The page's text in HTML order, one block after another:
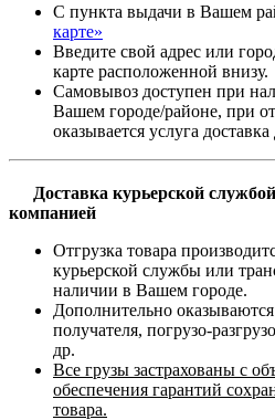
С пункта выдачи в Вашем
карте»
Введите свой адрес или
карте расположенной внизу.
Самовывоз доступен при
Вашем городе/районе, при
оказывается услуга
Доставка курьерской
компанией
Отгрузка товара
курьерской службы или
наличии в Вашем городе.
Дополнительно оказываются
получателя, погрузо-
др.
Все грузы застрахованы с
обеспечения гарантий
товара.